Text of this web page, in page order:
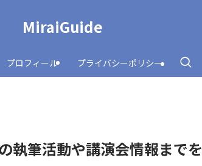
MiraiGuide
プロフィール プライバシーポリシー
執筆活動や講演会情報までを